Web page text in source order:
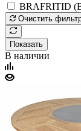
BRAFRITID
Очистить
Показать
В наличии